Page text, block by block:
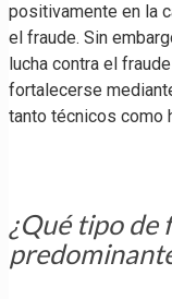
positivamente en la
el fraude. Sin
lucha contra el
fortalecerse
tanto técnicos como
¿Qué tipo de